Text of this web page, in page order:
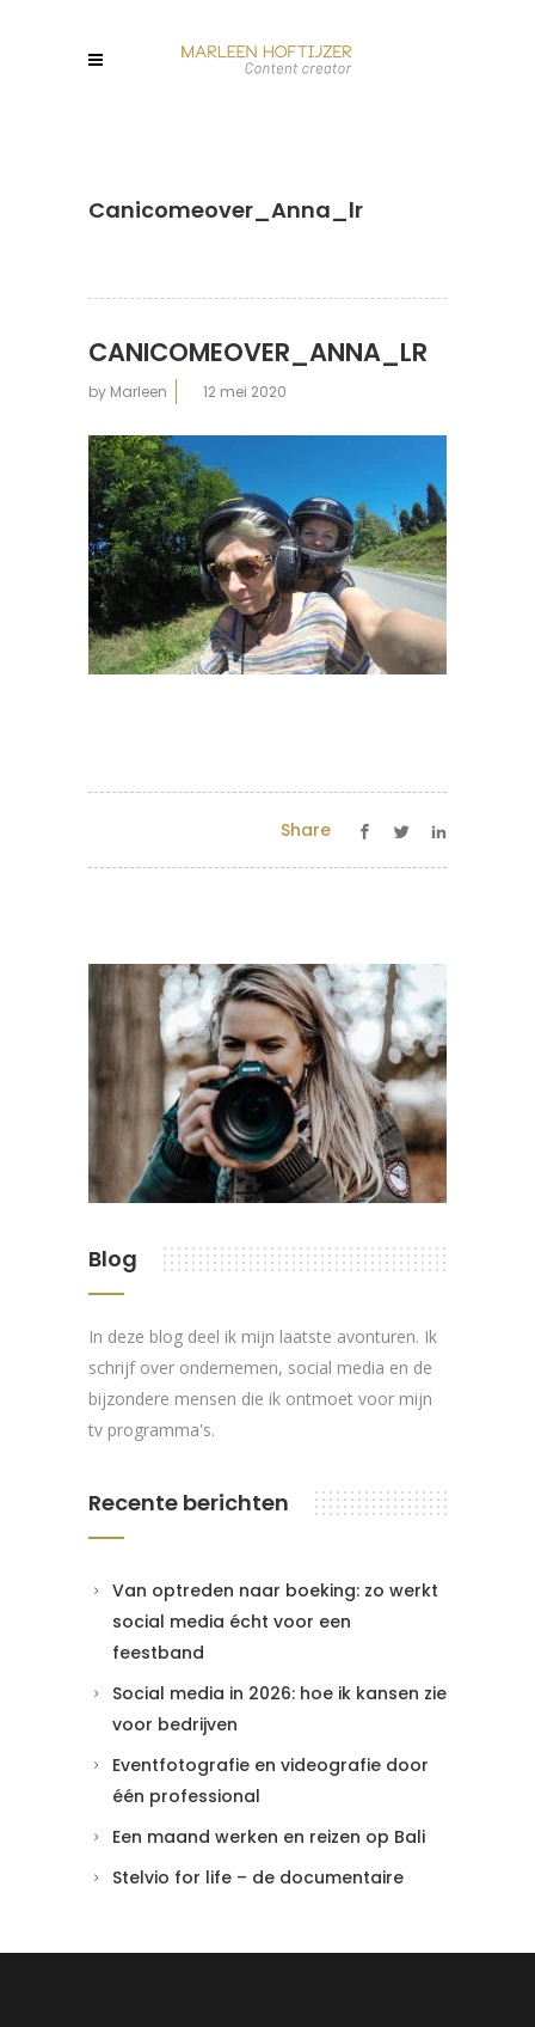
Canicomeover_Anna_lr
CANICOMEOVER_ANNA_LR
by Marleen 12 mei 2020
Share
Blog
In deze blog deel ik mijn laatste avonturen. Ik
schrijf over ondernemen, social media en de
bijzondere mensen die ik ontmoet voor mijn
tv programma's.
Recente berichten
Van optreden naar boeking: zo werkt
social media écht voor een
feestband
Social media in 2026: hoe ik kansen zie
voor bedrijven
Eventfotografie en videografie door
één professional
Een maand werken en reizen op Bali
Stelvio for life – de documentaire